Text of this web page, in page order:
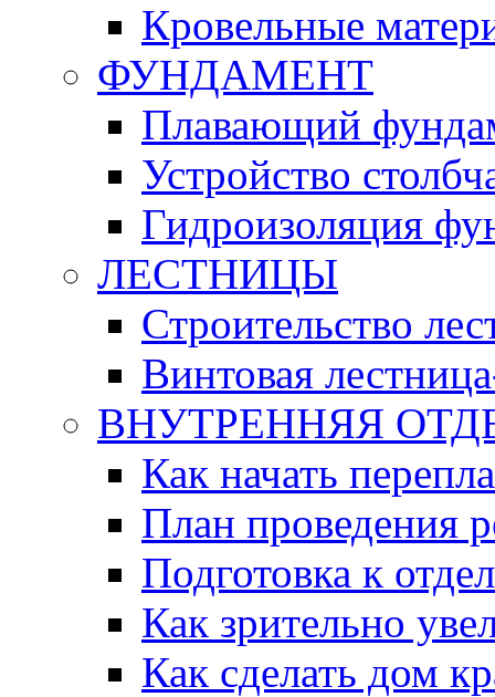
Кровельные
ФУНДАМЕНТ
Плавающий
Устройство
Гидроизоляция
ЛЕСТНИЦЫ
Строительство
Винтовая
ВНУТРЕННЯЯ
Как начать
План проведения
Подготовка к
Как зрительно
Как сделать дом